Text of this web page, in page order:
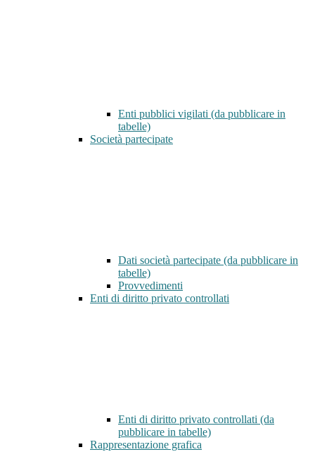
Enti pubblici vigilati (da pubblicare in
tabelle)
Società partecipate
Dati società partecipate (da pubblicare in
tabelle)
Provvedimenti
Enti di diritto privato controllati
Enti di diritto privato controllati (da
pubblicare in tabelle)
Rappresentazione grafica